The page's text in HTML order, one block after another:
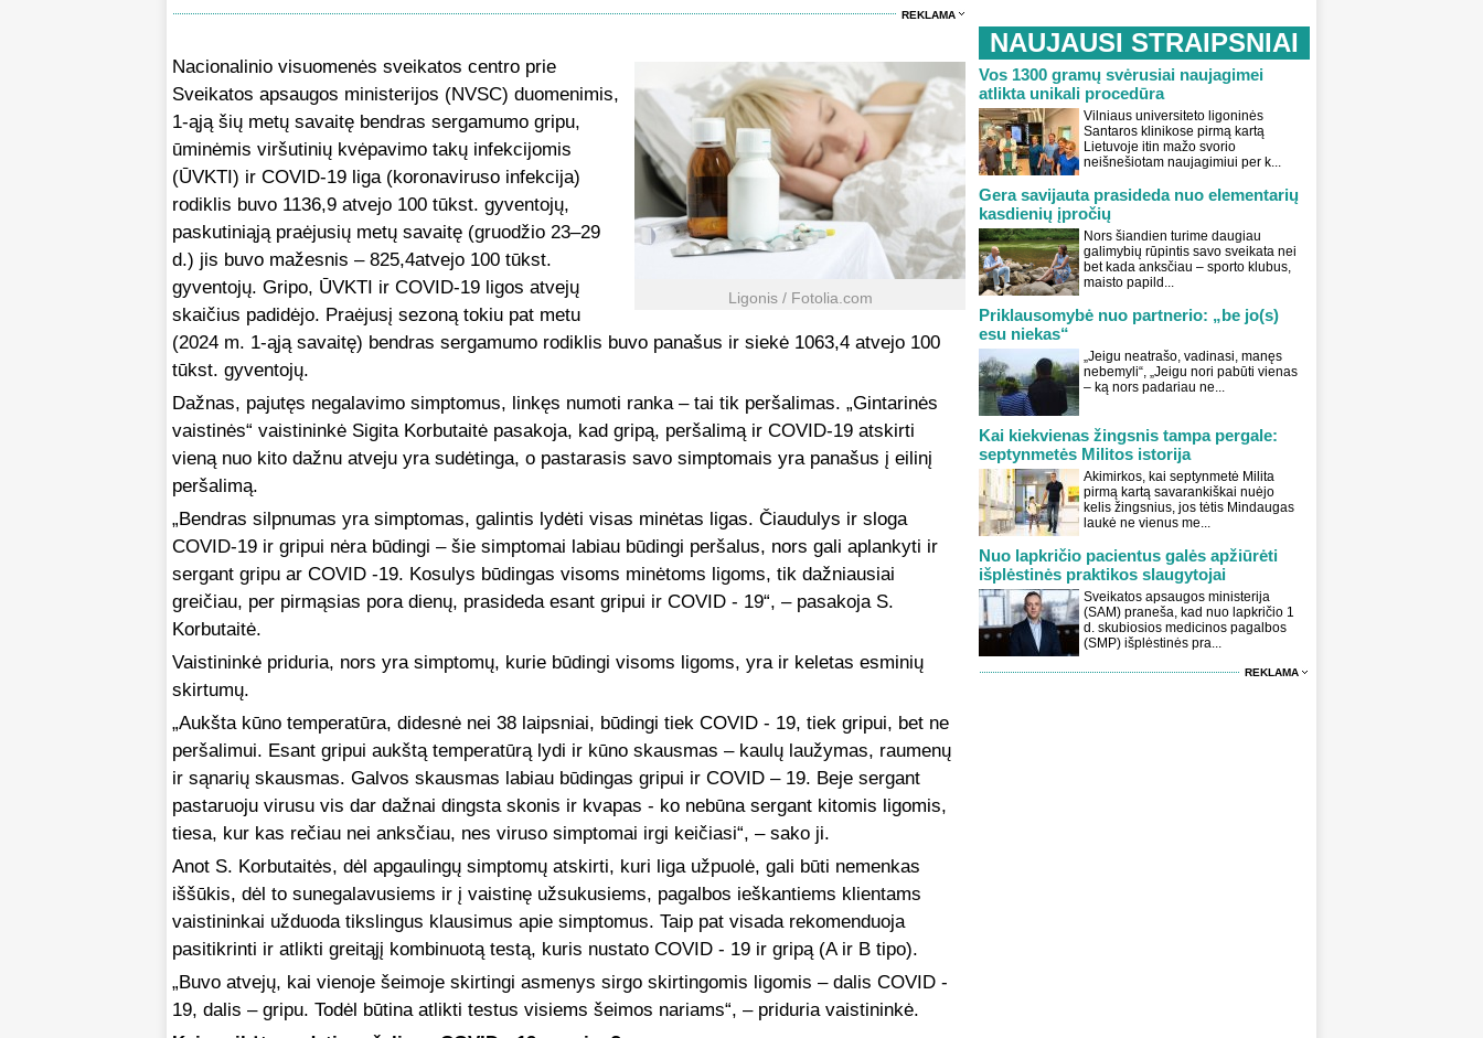
REKLAMA
Ligonis / Fotolia.com
Nacionalinio visuomenės sveikatos centro prie
Sveikatos apsaugos ministerijos (NVSC) duomenimis,
1-ąją šių metų savaitę bendras sergamumo gripu,
ūminėmis viršutinių kvėpavimo takų infekcijomis
(ŪVKTI) ir COVID-19 liga (koronaviruso infekcija)
rodiklis buvo 1136,9 atvejo 100 tūkst. gyventojų,
paskutiniąją praėjusių metų savaitę (gruodžio 23–29
d.) jis buvo mažesnis – 825,4atvejo 100 tūkst.
gyventojų. Gripo, ŪVKTI ir COVID-19 ligos atvejų
skaičius padidėjo. Praėjusį sezoną tokiu pat metu
(2024 m. 1-ąją savaitę) bendras sergamumo rodiklis buvo panašus ir siekė 1063,4 atvejo 100
tūkst. gyventojų.
Dažnas, pajutęs negalavimo simptomus, linkęs numoti ranka – tai tik peršalimas. „Gintarinės
vaistinės“ vaistininkė Sigita Korbutaitė pasakoja, kad gripą, peršalimą ir COVID-19 atskirti
vieną nuo kito dažnu atveju yra sudėtinga, o pastarasis savo simptomais yra panašus į eilinį
peršalimą.
„Bendras silpnumas yra simptomas, galintis lydėti visas minėtas ligas. Čiaudulys ir sloga
COVID-19 ir gripui nėra būdingi – šie simptomai labiau būdingi peršalus, nors gali aplankyti ir
sergant gripu ar COVID -19. Kosulys būdingas visoms minėtoms ligoms, tik dažniausiai
greičiau, per pirmąsias pora dienų, prasideda esant gripui ir COVID - 19“, – pasakoja S.
Korbutaitė.
Vaistininkė priduria, nors yra simptomų, kurie būdingi visoms ligoms, yra ir keletas esminių
skirtumų.
„Aukšta kūno temperatūra, didesnė nei 38 laipsniai, būdingi tiek COVID - 19, tiek gripui, bet ne
peršalimui. Esant gripui aukštą temperatūrą lydi ir kūno skausmas – kaulų laužymas, raumenų
ir sąnarių skausmas. Galvos skausmas labiau būdingas gripui ir COVID – 19. Beje sergant
pastaruoju virusu vis dar dažnai dingsta skonis ir kvapas - ko nebūna sergant kitomis ligomis,
tiesa, kur kas rečiau nei anksčiau, nes viruso simptomai irgi keičiasi“, – sako ji.
Anot S. Korbutaitės, dėl apgaulingų simptomų atskirti, kuri liga užpuolė, gali būti nemenkas
iššūkis, dėl to sunegalavusiems ir į vaistinę užsukusiems, pagalbos ieškantiems klientams
vaistininkai užduoda tikslingus klausimus apie simptomus. Taip pat visada rekomenduoja
pasitikrinti ir atlikti greitąjį kombinuotą testą, kuris nustato COVID - 19 ir gripą (A ir B tipo).
„Buvo atvejų, kai vienoje šeimoje skirtingi asmenys sirgo skirtingomis ligomis – dalis COVID -
19, dalis – gripu. Todėl būtina atlikti testus visiems šeimos nariams“, – priduria vaistininkė.
NAUJAUSI STRAIPSNIAI
Vos 1300 gramų svėrusiai naujagimei
atlikta unikali procedūra
Vilniaus universiteto ligoninės
Santaros klinikose pirmą kartą
Lietuvoje itin mažo svorio
neišnešiotam naujagimiui per k...
Gera savijauta prasideda nuo elementarių
kasdienių įpročių
Nors šiandien turime daugiau
galimybių rūpintis savo sveikata nei
bet kada anksčiau – sporto klubus,
maisto papild...
Priklausomybė nuo partnerio: „be jo(s)
esu niekas“
„Jeigu neatrašo, vadinasi, manęs
nebemyli“, „Jeigu nori pabūti vienas
– ką nors padariau ne...
Kai kiekvienas žingsnis tampa pergale:
septynmetės Militos istorija
Akimirkos, kai septynmetė Milita
pirmą kartą savarankiškai nuėjo
kelis žingsnius, jos tėtis Mindaugas
laukė ne vienus me...
Nuo lapkričio pacientus galės apžiūrėti
išplėstinės praktikos slaugytojai
Sveikatos apsaugos ministerija
(SAM) praneša, kad nuo lapkričio 1
d. skubiosios medicinos pagalbos
(SMP) išplėstinės pra...
REKLAMA